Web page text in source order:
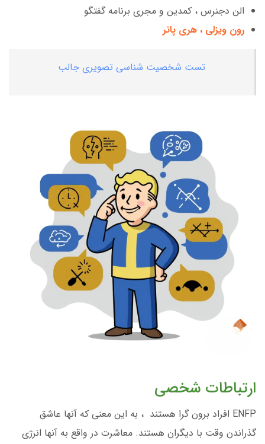
الن دجنرس ، کمدین و مجری برنامه گفتگو
رون ویزلی ، هری پاتر
تست شخصیت شناسی تصویری جالب
ارتباطات شخصی
ENFP افراد برون گرا هستند ، به این معنی که آنها عاشق
گذراندن وقت با دیگران هستند. معاشرت در واقع به آنها انرژی